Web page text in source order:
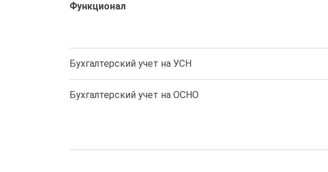
Функционал
Бухгалтерский учет на УСН
Бухгалтерский учет на ОСНО